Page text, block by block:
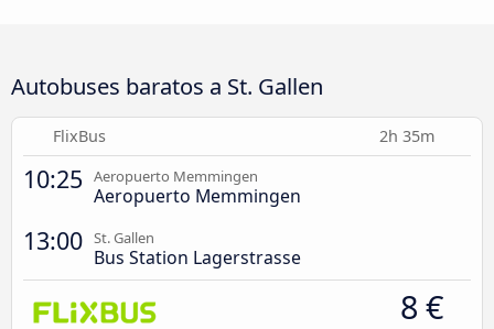
Autobuses baratos a St. Gallen
FlixBus 2h 35m
10:25 Aeropuerto Memmingen
Aeropuerto Memmingen
13:00 St. Gallen
Bus Station Lagerstrasse
8 €